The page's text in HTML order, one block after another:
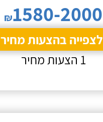
₪1580-2000
לצפייה בהצעות מחיר
1 הצעות מחיר